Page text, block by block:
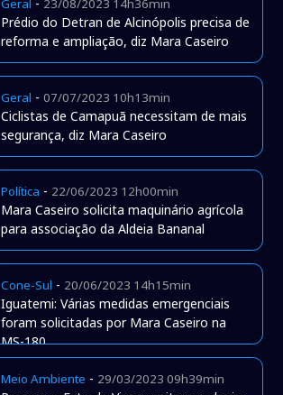
Geral - 23/08/2023 14h36min
Prédio do Detran de Alcinópolis precisa de
reforma e ampliação, diz Mara Caseiro
Geral -07/07/2023 10h13min
Ciclistas de Camapuã necessitam de mais
segurança, diz Mara Caseiro
Política - 22/06/2023 12h00min
Mara Caseiro solicita maquinário agrícola
para associação da Aldeia Bananal
Cone-Sul - 20/06/2023 14h15min
Iguatemi: Várias medidas emergenciais
foram solicitadas por Mara Caseiro na
MS-180
Meio Ambiente - 29/03/2023 09h39min